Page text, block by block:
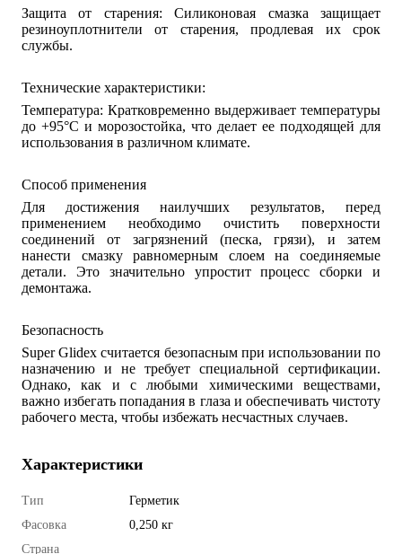
Защита от старения: Силиконовая смазка защищает
резиноуплотнители от старения, продлевая их срок
службы.
Технические характеристики:
Температура: Кратковременно выдерживает температуры
до +95°C и морозостойка, что делает ее подходящей для
использования в различном климате.
Способ применения
Для достижения наилучших результатов, перед
применением необходимо очистить поверхности
соединений от загрязнений (песка, грязи), и затем
нанести смазку равномерным слоем на соединяемые
детали. Это значительно упростит процесс сборки и
демонтажа.
Безопасность
Super Glidex считается безопасным при использовании по
назначению и не требует специальной сертификации.
Однако, как и с любыми химическими веществами,
важно избегать попадания в глаза и обеспечивать чистоту
рабочего места, чтобы избежать несчастных случаев.
Характеристики
Тип
Герметик
Фасовка
0,250 кг
Страна